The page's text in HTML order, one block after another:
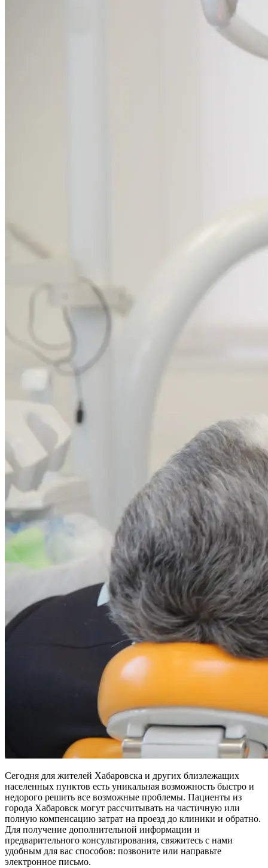
Сегодня для жителей Хабаровска и других близлежащих
населенных пунктов есть уникальная возможность быстро и
недорого решить все возможные проблемы. Пациенты из
города Хабаровск могут рассчитывать на частичную или
полную компенсацию затрат на проезд до клиники и обратно.
Для получение дополнительной информации и
предварительного консультирования, свяжитесь с нами
удобным для вас способов: позвоните или направьте
электронное письмо.